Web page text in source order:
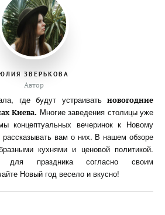
ЗВЕРЬКОВА
Автор
где будут устраивать новогодние
Киева. Многие заведения столицы уже
концептуальных вечеринок к Новому
вам о них. В нашем обзоре
кухнями и ценовой политикой.
для праздника согласно своим
Новый год весело и вкусно!